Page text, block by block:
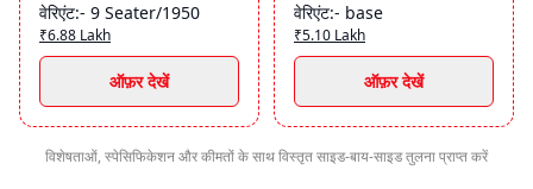
वेरिएंट:- 9 Seater/1950
₹6.88 Lakh
ऑफ़र देखें
वेरिएंट:- base
₹5.10 Lakh
ऑफ़र देखें
विशेषताओं, स्पेसिफिकेशन और कीमतों के साथ विस्तृत साइड-बाय-साइड तुलना प्राप्त करें